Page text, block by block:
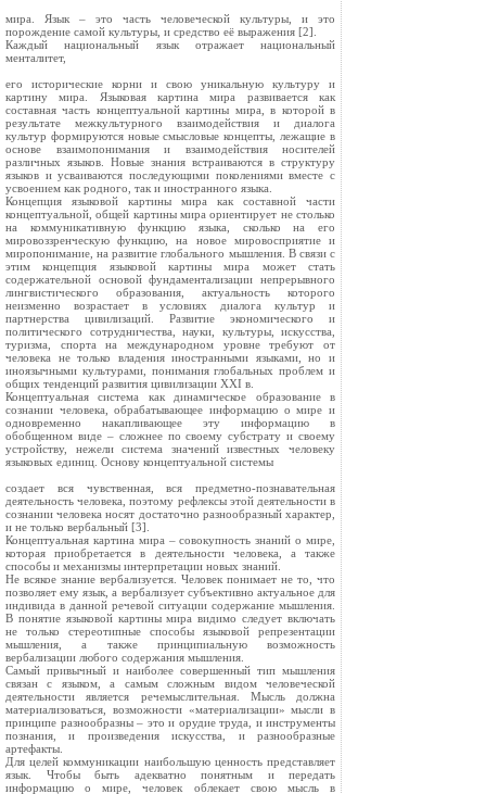
мира. Язык – это часть человеческой культуры, и это
порождение самой культуры, и средство её выражения [2].
Каждый национальный язык отражает национальный
менталитет,
его исторические корни и свою уникальную культуру и
картину мира. Языковая картина мира развивается как
составная часть концептуальной картины мира, в которой в
результате межкультурного взаимодействия и диалога
культур формируются новые смысловые концепты, лежащие в
основе взаимопонимания и взаимодействия носителей
различных языков. Новые знания встраиваются в структуру
языков и усваиваются последующими поколениями вместе с
усвоением как родного, так и иностранного языка.
Концепция языковой картины мира как составной части
концептуальной, общей картины мира ориентирует не столько
на коммуникативную функцию языка, сколько на его
мировоззренческую функцию, на новое мировосприятие и
миропонимание, на развитие глобального мышления. В связи с
этим концепция языковой картины мира может стать
содержательной основой фундаментализации непрерывного
лингвистического образования, актуальность которого
неизменно возрастает в условиях диалога культур и
партнерства цивилизаций. Развитие экономического и
политического сотрудничества, науки, культуры, искусства,
туризма, спорта на международном уровне требуют от
человека не только владения иностранными языками, но и
иноязычными культурами, понимания глобальных проблем и
общих тенденций развития цивилизации XXI в.
Концептуальная система как динамическое образование в
сознании человека, обрабатывающее информацию о мире и
одновременно накапливающее эту информацию в
обобщенном виде – сложнее по своему субстрату и своему
устройству, нежели система значений известных человеку
языковых единиц. Основу концептуальной системы
создает вся чувственная, вся предметно-познавательная
деятельность человека, поэтому рефлексы этой деятельности в
сознании человека носят достаточно разнообразный характер,
и не только вербальный [3].
Концептуальная картина мира – совокупность знаний о мире,
которая приобретается в деятельности человека, а также
способы и механизмы интерпретации новых знаний.
Не всякое знание вербализуется. Человек понимает не то, что
позволяет ему язык, а вербализует субъективно актуальное для
индивида в данной речевой ситуации содержание мышления.
В понятие языковой картины мира видимо следует включать
не только стереотипные способы языковой репрезентации
мышления, а также принципиальную возможность
вербализации любого содержания мышления.
Самый привычный и наиболее совершенный тип мышления
связан с языком, а самым сложным видом человеческой
деятельности является речемыслительная. Мысль должна
материализоваться, возможности «материализации» мысли в
принципе разнообразны – это и орудие труда, и инструменты
познания, и произведения искусства, и разнообразные
артефакты.
Для целей коммуникации наибольшую ценность представляет
язык. Чтобы быть адекватно понятным и передать
информацию о мире, человек облекает свою мысль в